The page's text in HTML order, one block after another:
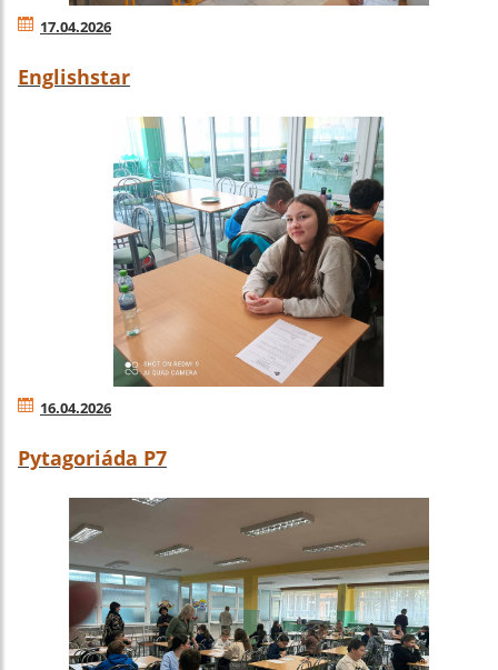
17.04.2026
Englishstar
16.04.2026
Pytagoriáda P7